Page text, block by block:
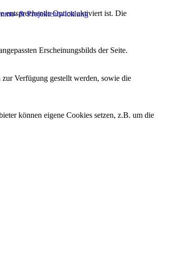
& Projektentwicklung
entsprechende Option aktiviert ist. Die
Erscheinungsbilds der Seite.
Verfügung gestellt werden, sowie die
können eigene Cookies setzen, z.B. um die